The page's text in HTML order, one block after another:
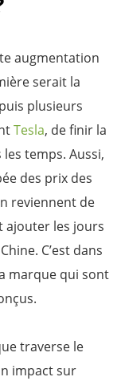
augmentation
serait la
plusieurs
Tesla, de finir la
temps. Aussi,
des prix des
reviennent de
ajouter les jours
C’est dans
marque qui sont
traverse le
impact sur